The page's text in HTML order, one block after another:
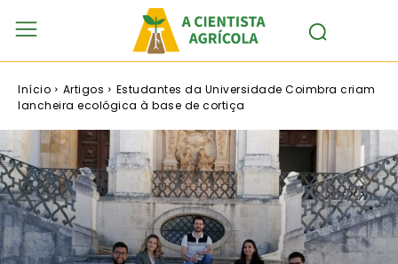
Início Artigos
Estudantes da Universidade Coimbra criam
lancheira ecológica à base de cortiça